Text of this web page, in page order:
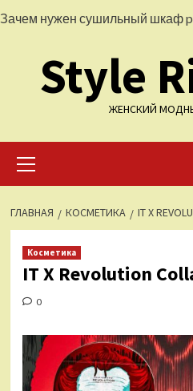
Зачем нужен сушильный шкаф
Style
ЖЕНСКИЙ
меню
ГЛАВНАЯ КОСМЕТИКА IT X
Косметика
IT X Revolution
0